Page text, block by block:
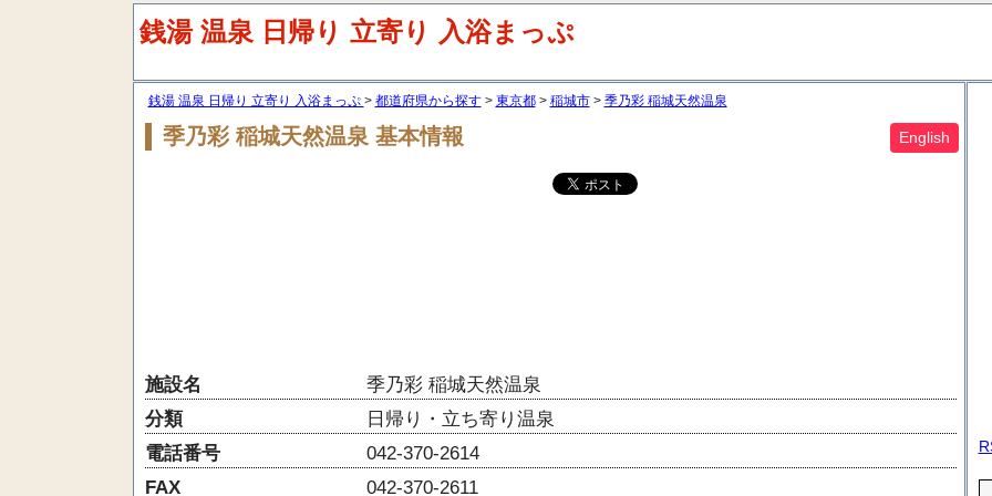
銭湯 温泉 日帰り 立寄り 入浴まっぷ
銭湯 温泉 日帰り 立寄り 入浴まっぷ 都道府県から探す 東京都 稲城市 季乃彩 稲城天然温泉
季乃彩 稲城天然温泉 基本情報 English
施設名
季乃彩 稲城天然温泉
分類
日帰り・立ち寄り温泉
電話番号
042-370-2614
FAX
042-370-2611